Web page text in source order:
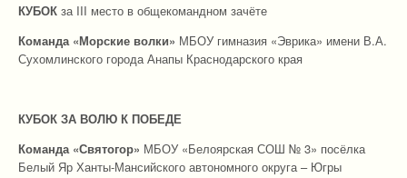
КУБОК за III место в общекомандном зачёте
Команда «Морские волки» МБОУ гимназия «Эврика» имени В.А.
Сухомлинского города Анапы Краснодарского края
КУБОК ЗА ВОЛЮ К ПОБЕДЕ
Команда «Святогор» МБОУ «Белоярская СОШ № 3» посёлка
Белый Яр Ханты‑Мансийского автономного округа – Югры